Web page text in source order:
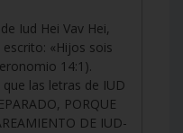
Iud Hei Vav Hei,
«Hijos sois
14:1).
las letras de IUD
PORQUE
DE IUD-